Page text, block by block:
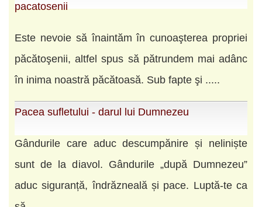
pacatosenii
Este nevoie să înaintăm în cunoaşterea propriei
păcătoşenii, altfel spus să pătrundem mai adânc
în inima noastră păcătoasă. Sub fapte şi .....
Pacea sufletului - darul lui Dumnezeu
Gândurile care aduc descumpănire și neliniște
sunt de la diavol. Gândurile „după Dumnezeu”
aduc siguranță, îndrăzneală și pace. Luptă-te ca